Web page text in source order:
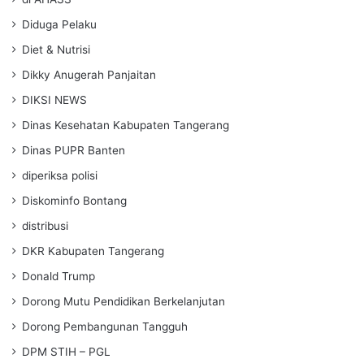
Diduga Pelaku
Diet & Nutrisi
Dikky Anugerah Panjaitan
DIKSI NEWS
Dinas Kesehatan Kabupaten Tangerang
Dinas PUPR Banten
diperiksa polisi
Diskominfo Bontang
distribusi
DKR Kabupaten Tangerang
Donald Trump
Dorong Mutu Pendidikan Berkelanjutan
Dorong Pembangunan Tangguh
DPM STIH – PGL